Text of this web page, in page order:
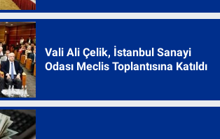
Vali Ali Çelik, İstanbul Sanayi
Odası Meclis Toplantısına Katıldı